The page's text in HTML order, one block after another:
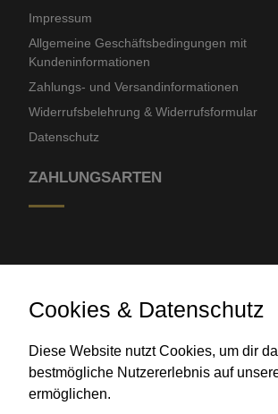
Impressum
Allgemeine Geschäftsbedingungen mit
Kundeninformationen
Zahlungs- und Versandinformationen
Widerrufsbelehrung & Widerrufsformular
Datenschutz
ZAHLUNGSARTEN
Banküberweisung
Cookies & Datenschutz
Diese Website nutzt Cookies, um dir
bestmögliche Nutzererlebnis auf
ermöglichen.